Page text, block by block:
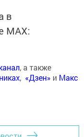
в
MАХ:
, а также
, «Дзен» и Макс